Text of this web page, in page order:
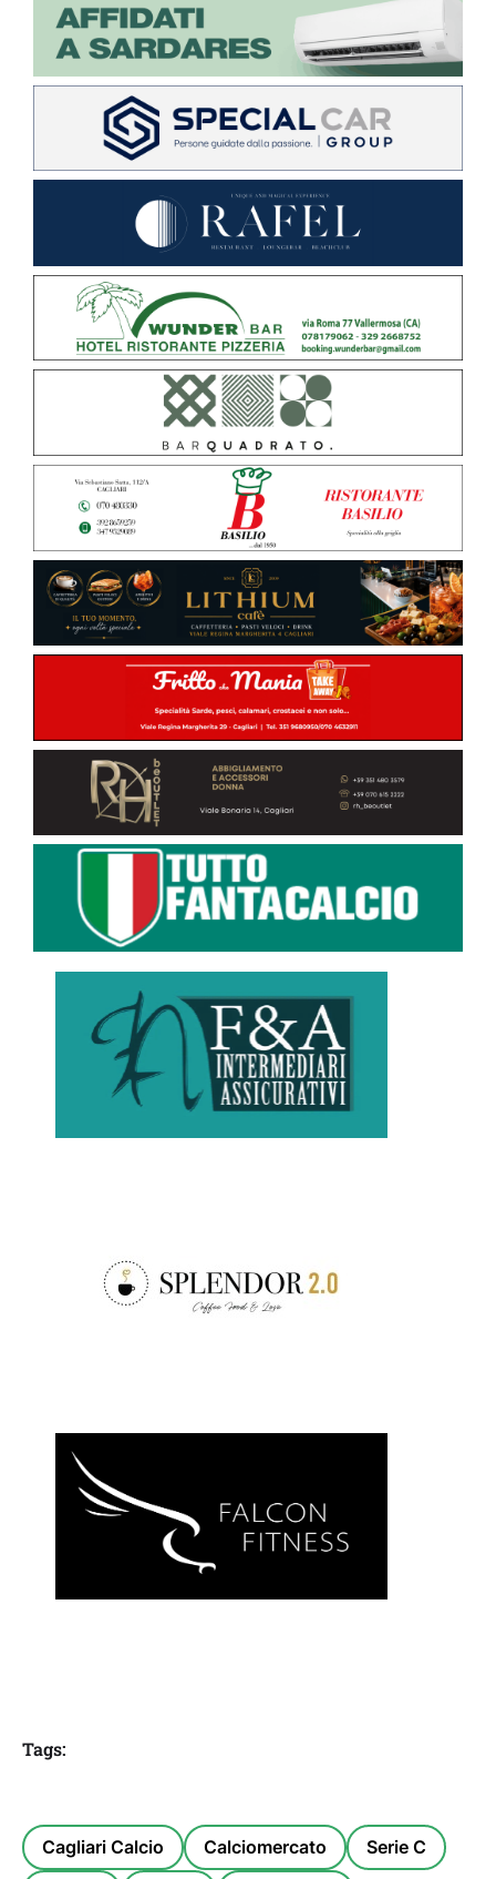
Tags:
Cagliari Calcio Calciomercato Serie C